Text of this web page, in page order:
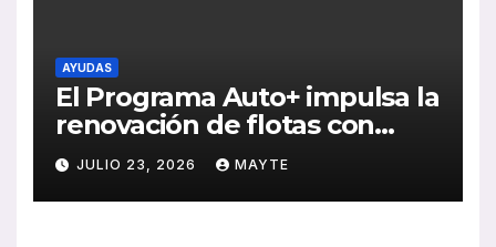
AYUDAS
El Programa Auto+ impulsa la
renovación de flotas con
ayudas a vehículos eléctricos
ligeros
JULIO 23, 2026 MAYTE